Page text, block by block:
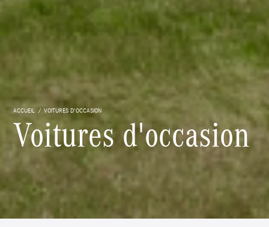
ACCUEIL VOITURES D'OCCASION
Voitures d'occasion